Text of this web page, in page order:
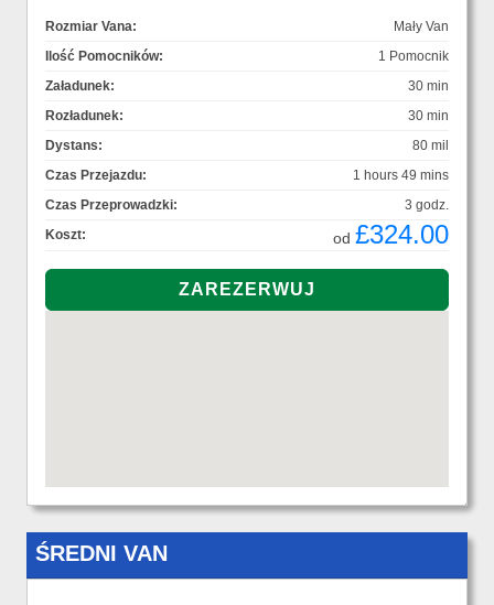
Rozmiar Vana:
Mały Van
Ilość Pomocników:
1 Pomocnik
Załadunek:
30 min
Rozładunek:
30 min
Dystans:
80 mil
Czas Przejazdu:
1 hours 49 mins
Czas Przeprowadzki:
3 godz.
Koszt:
od £324.00
ŚREDNI VAN